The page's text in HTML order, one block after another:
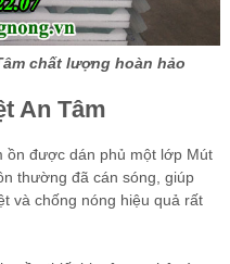
chất lượng hoàn hảo
An Tâm
ồn được dán phủ một lớp Mút
thường đã cán sóng, giúp
và chống nóng hiệu quả rất